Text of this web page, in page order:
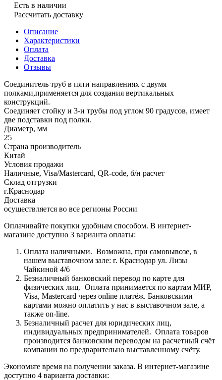
Есть в наличии
Рассчитать доставку
Описание
Характеристики
Оплата
Доставка
Отзывы
Соединитель труб в пяти направлениях с двумя
полками,применяется для создания вертикальных
конструкций.
Соединяет стойку и 3-и трубы под углом 90 градусов, имеет
две подставки под полки.
Диаметр, мм
25
Страна производитель
Китай
Условия продажи
Наличные, Visa/Mastercard, QR-code, б/н расчет
Склад отгрузки
г.Краснодар
Доставка
осуществляется во все регионы России
Оплачивайте покупки удобным способом. В интернет-
магазине доступно 3 варианта оплаты:
Оплата наличными. Возможна, при самовывозе, в
нашем выставочном зале: г. Краснодар ул. Лизы
Чайкиной 4/6
Безналичный банковский перевод по карте для
физических лиц. Оплата принимается по картам МИР,
Visa, Mastercard через online платёж. Банковскими
картами можно оплатить у нас в выставочном зале, а
также on-line.
Безналичный расчет для юридических лиц,
индивидуальных предпринимателей. Оплата товаров
производится банковским переводом на расчетный счёт
компании по предварительно выставленному счёту.
Экономьте время на получении заказа. В интернет-магазине
доступно 4 варианта доставки: